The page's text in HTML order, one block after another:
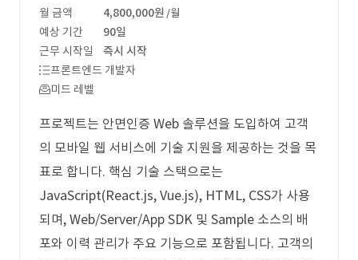
월 금액 4,800,000원 /월
예상 기간
90일
근무 시작일
즉시 시작
프론트엔드 개발자
미드 레벨
프로젝트는 안면인증 Web 솔루션을 도입하여 고객
의 모바일 웹 서비스에 기술 지원을 제공하는 것을 목
표로 합니다. 핵심 기술 스택으로는
JavaScript(React.js, Vue.js), HTML, CSS가 사용
되며, Web/Server/App SDK 및 Sample 소스의 배
포와 이력 관리가 주요 기능으로 포함됩니다. 고객의